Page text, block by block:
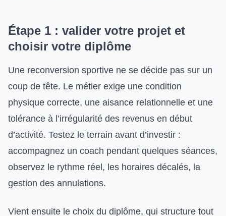
Étape 1 : valider votre projet et
choisir votre diplôme
Une reconversion sportive ne se décide pas sur un
coup de tête. Le métier exige une condition
physique correcte, une aisance relationnelle et une
tolérance à l’irrégularité des revenus en début
d’activité. Testez le terrain avant d’investir :
accompagnez un coach pendant quelques séances,
observez le rythme réel, les horaires décalés, la
gestion des annulations.
Vient ensuite le choix du diplôme, qui structure tout